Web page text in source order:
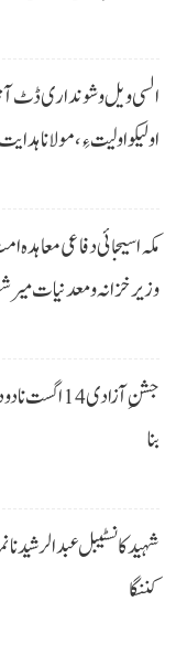
السی ویل و شونداری ڈٹ
اولیکو اولیت ءِ،مولانا
مکہ اسیجائی دفاعی
وزیر خزانہ و معدنیات
جشنِ آزادی
بنا
شہید کانسٹیبل
کننگا